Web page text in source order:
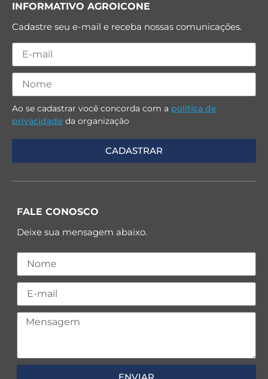
INFORMATIVO AGROICONE
Cadastre seu e-mail e receba nossas comunicações.
Ao se cadastrar você concorda com a política de
privacidade da organização
FALE CONOSCO
Deixe sua mensagem abaixo.
ENVIAR